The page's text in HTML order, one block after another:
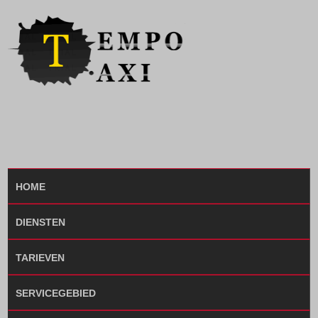
HOME
DIENSTEN
TARIEVEN
SERVICEGEBIED